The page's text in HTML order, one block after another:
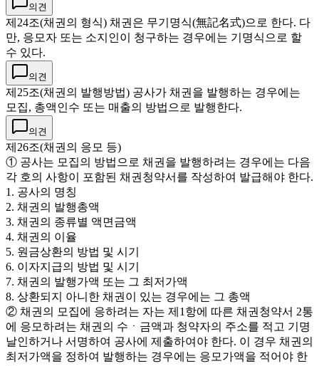
의견
제24조(채권의 형식) 채권은 무기명식(無記名式)으로 한다. 다
만, 응모자 또는 소지인이 청구하는 경우에는 기명식으로 할
수 있다.
의견
제25조(채권의 발행방법) 공사가 채권을 발행하는 경우에는
모집, 총액인수 또는 매출의 방법으로 발행한다.
의견
제26조(채권의 응모 등)
① 공사는 모집의 방법으로 채권을 발행하려는 경우에는 다음
각 호의 사항이 포함된 채권청약서를 작성하여 발급해야 한다.
1. 공사의 명칭
2. 채권의 발행총액
3. 채권의 종류별 액면금액
4. 채권의 이율
5. 원금상환의 방법 및 시기
6. 이자지급의 방법 및 시기
7. 채권의 발행가액 또는 그 최저가액
8. 상환되지 아니한 채권이 있는 경우에는 그 총액
② 채권의 모집에 응하려는 자는 제1항에 따른 채권청약서 2통
에 응모하려는 채권의 수ㆍ금액과 청약자의 주소를 적고 기명
날인하거나 서명하여 공사에 제출하여야 한다. 이 경우 채권의
최저가액을 정하여 발행하는 경우에는 응모가액을 적어야 한